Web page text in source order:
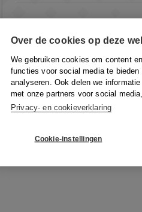
Over de cookies op deze
We gebruiken cookies om content
functies voor social media te
analyseren. Ook delen we
met onze partners voor social
Privacy- en cookieverklaring
Cookie-instellingen
Deze publicatie is ook te
ook de mogelijkheid